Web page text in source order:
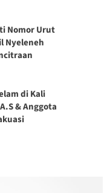
Nomor Urut
Nyeleneh
di Kali
& Anggota